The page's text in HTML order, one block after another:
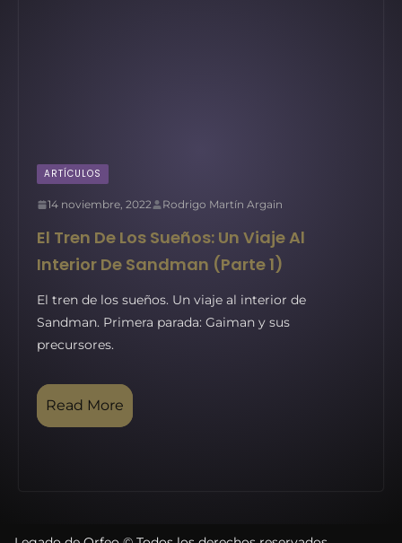
ARTÍCULOS
14 noviembre, 2022 Rodrigo Martín Argain
El Tren De Los Sueños: Un Viaje Al
Interior De Sandman (Parte 1)
El tren de los sueños. Un viaje al interior de
Sandman. Primera parada: Gaiman y sus
precursores.
Read More